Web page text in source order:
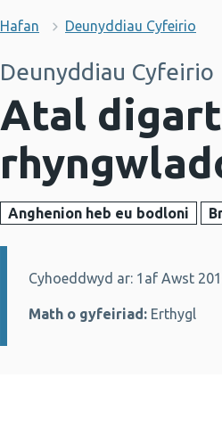
Hafan Deunyddiau Cyfeirio
Deunyddiau Cyfeirio
Atal
Anghenion heb eu bodloni
Manylion:
Cyhoeddwyd ar: 1af Awst
Math o gyfeiriad: Erthygl